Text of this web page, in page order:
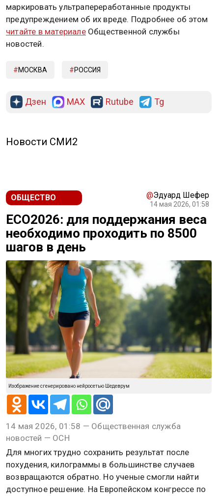
маркировать ультрапереработанные продукты
предупреждением об их вреде. Подробнее об этом
читайте в материалеОбщественной службы
новостей.
МОСКВА РОССИЯ
Дзен MAX Rutube Tg
Новости СМИ2
ОБЩЕСТВО @Эдуард Шефер
14 мая 2026, 01:58
ECO2026: для поддержания веса
необходимо проходить по 8500
шагов в день
Изображение сгенерировано нейросетью Шедеврум
14 мая 2026, 01:58 — Общественная служба
новостей — ОСН
Для многих трудно сохранить результат после
похудения, килограммы в большинстве случаев
возвращаются обратно. Но ученые смогли найти
доступное решение. На Европейском конгрессе по